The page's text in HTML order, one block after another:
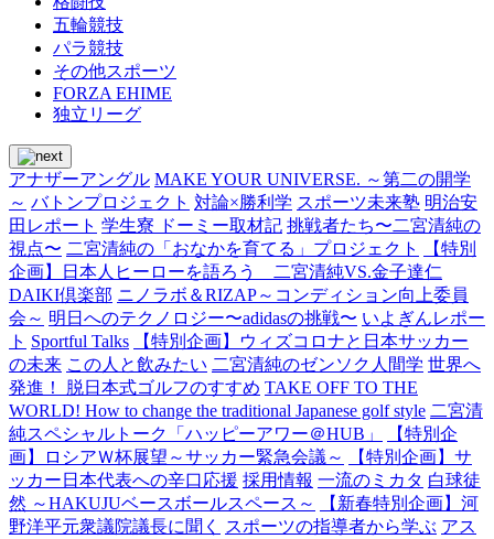
五輪競技
パラ競技
その他スポーツ
FORZA EHIME
独立リーグ
アナザーアングル MAKE YOUR UNIVERSE. ～第二の開学
～ バトンプロジェクト 対論×勝利学 スポーツ未来塾 明治安
田レポート 学生寮 ドーミー取材記 挑戦者たち〜二宮清純の
視点〜 二宮清純の「おなかを育てる」プロジェクト
【特別
企画】日本人ヒーローを語ろう 二宮清純VS.金子達仁
DAIKI倶楽部 ニノラボ＆RIZAP～コンディション向上委員
会～ 明日へのテクノロジー〜adidasの挑戦〜 いよぎんレポー
ト Sportful Talks
【特別企画】ウィズコロナと日本サッカー
の未来 この人と飲みたい 二宮清純のゼンソク人間学 世界へ
発進！ 脱日本式ゴルフのすすめ TAKE OFF TO THE
WORLD! How to change the traditional Japanese golf style 二宮清
純スペシャルトーク「ハッピーアワー＠HUB」
【特別企
画】ロシアＷ杯展望～サッカー緊急会議～
【特別企画】サ
ッカー日本代表への辛口応援 採用情報 一流のミカタ 白球徒
然 ～HAKUJUベースボールスペース～
【新春特別企画】河
野洋平元衆議院議長に聞く
スポーツの指導者から学ぶ アス